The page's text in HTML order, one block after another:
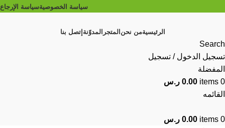
سياسة الخصوصيةسياسة الإرجاع
الرئيسيةمن نحن المتجر المدوّنة إتصل بنا
Search
تسجيل الدخول / تسجيل
المفضلة
0
items
0.00 ر.س
القائمه
0
items
0.00 ر.س